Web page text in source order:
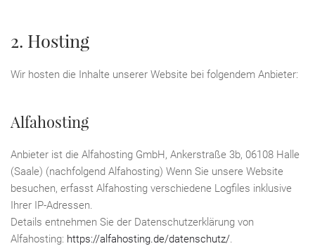
2. Hosting
Wir hosten die Inhalte unserer Website bei folgendem Anbieter:
Alfahosting
Anbieter ist die Alfahosting GmbH, Ankerstraße 3b, 06108 Halle
(Saale) (nachfolgend Alfahosting) Wenn Sie unsere Website
besuchen, erfasst Alfahosting verschiedene Logfiles inklusive
Ihrer IP-Adressen.
Details entnehmen Sie der Datenschutzerklärung von
Alfahosting: https://alfahosting.de/datenschutz/.